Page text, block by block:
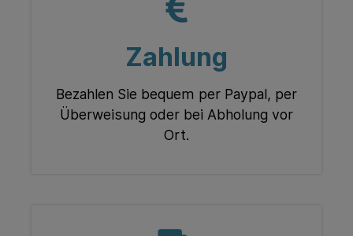
Zahlung
Bezahlen Sie bequem per Paypal, per
Überweisung oder bei Abholung vor
Ort.